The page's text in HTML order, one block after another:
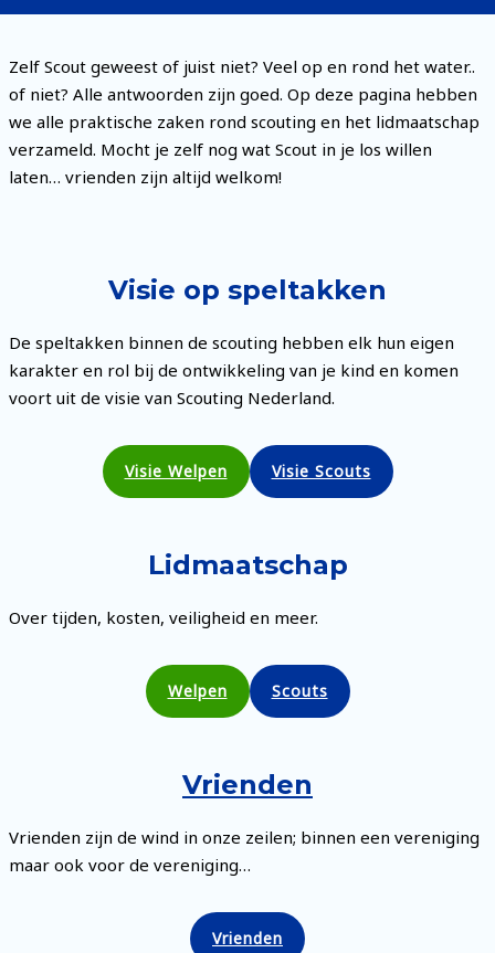
Zelf Scout geweest of juist niet? Veel op en rond het water..
of niet? Alle antwoorden zijn goed. Op deze pagina hebben
we alle praktische zaken rond scouting en het lidmaatschap
verzameld. Mocht je zelf nog wat Scout in je los willen
laten… vrienden zijn altijd welkom!
Visie op speltakken
De speltakken binnen de scouting hebben elk hun eigen
karakter en rol bij de ontwikkeling van je kind en komen
voort uit de visie van Scouting Nederland.
Visie Welpen Visie Scouts
Lidmaatschap
Over tijden, kosten, veiligheid en meer.
Welpen Scouts
Vrienden
Vrienden zijn de wind in onze zeilen; binnen een vereniging
maar ook voor de vereniging…
Vrienden